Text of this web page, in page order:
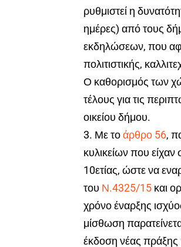
ρυθμιστεί η
ημέρες) από τους
εκδηλώσεων, που
πολιτιστικής,
Ο καθορισμός των
τέλους για τις
οικείου δήμου.
3. Με τοάρθρο 56,
κυλικείων που
10ετίας, ώστε να
του Ν.4325/15 και
χρόνο έναρξης
μίσθωση
έκδοση νέας πράξης